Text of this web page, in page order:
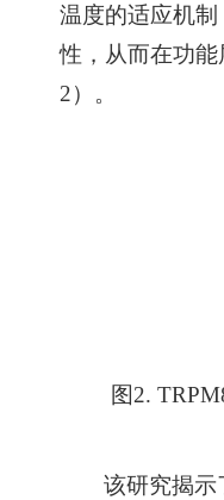
温度的适应机
性，从而在功
2）。
图2.
该研究揭示